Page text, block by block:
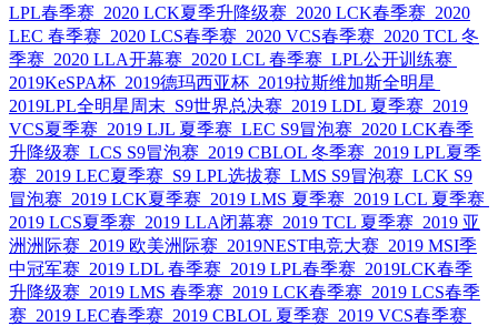
LPL春季赛 2020 LCK夏季升降级赛 2020 LCK春季赛 2020
LEC 春季赛 2020 LCS春季赛 2020 VCS春季赛 2020 TCL 冬
季赛 2020 LLA开幕赛 2020 LCL 春季赛 LPL公开训练赛
2019KeSPA杯 2019德玛西亚杯 2019拉斯维加斯全明星
2019LPL全明星周末 S9世界总决赛 2019 LDL 夏季赛 2019
VCS夏季赛 2019 LJL 夏季赛 LEC S9冒泡赛 2020 LCK春季
升降级赛 LCS S9冒泡赛 2019 CBLOL 冬季赛 2019 LPL夏季
赛 2019 LEC夏季赛 S9 LPL选拔赛 LMS S9冒泡赛 LCK S9
冒泡赛 2019 LCK夏季赛 2019 LMS 夏季赛 2019 LCL 夏季赛
2019 LCS夏季赛 2019 LLA闭幕赛 2019 TCL 夏季赛 2019 亚
洲洲际赛 2019 欧美洲际赛 2019NEST电竞大赛 2019 MSI季
中冠军赛 2019 LDL 春季赛 2019 LPL春季赛 2019LCK春季
升降级赛 2019 LMS 春季赛 2019 LCK春季赛 2019 LCS春季
赛 2019 LEC春季赛 2019 CBLOL 夏季赛 2019 VCS春季赛